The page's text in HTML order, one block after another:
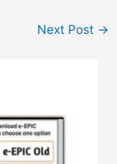
Next Post →